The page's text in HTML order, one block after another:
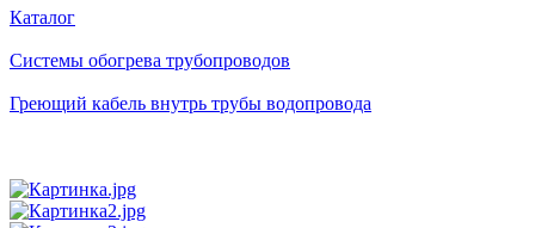
Каталог
Системы обогрева трубопроводов
Греющий кабель внутрь трубы водопровода